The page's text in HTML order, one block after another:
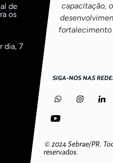
de
os
dia, 7
capacitação,
fortalecimento
SIGA-NOS NAS
© 2024 Sebrae/PR.
reservados.